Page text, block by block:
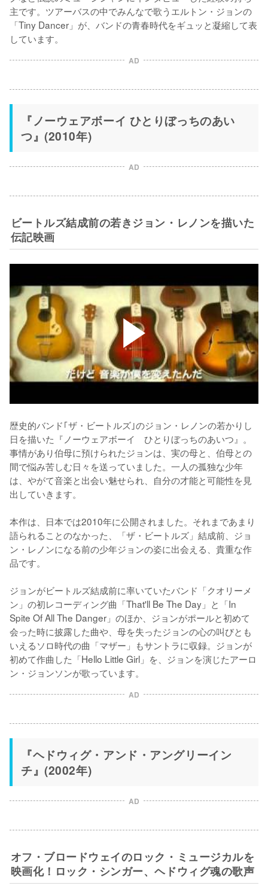
主です。ツアーバスの中でみんなで歌うエルトン・ジョンの
「Tiny Dancer」が、バンドの青春時代をギュッと凝縮して表
しています。
AD
『ノーウェアボーイ ひとりぼっちのあい
つ』(2010年)
AD
ビートルズ結成前の若きジョン・レノンを描いた
伝記映画
歴史的バンド｢ザ・ビートルズ｣のジョン・レノンの若かりし
日を描いた『ノーウェアボーイ　ひとりぼっちのあいつ』。
事情があり伯母に預けられたジョンは、実の母と、伯母との
間で悩み苦しむ日々を送っていました。一人の孤独な少年
は、やがて音楽と出会い魅せられ、自分の才能と可能性を見
出していきます。
本作は、日本では2010年に公開されました。それまであまり
語られることのなかった、「ザ・ビートルズ」結成前、ジョ
ン・レノンになる前の少年ジョンの姿に出会える、貴重な作
品です。
ジョンがビートルズ結成前に率いていたバンド「クオリーメ
ン」の初レコーディング曲「That'll Be The Day」と「In
Spite Of All The Danger」のほか、ジョンがポールと初めて
会った時に披露した曲や、母を失ったジョンの心の叫びとも
いえるソロ時代の曲「マザー」もサントラに収録。ジョンが
初めて作曲した「Hello Little Girl」を、ジョンを演じたアーロ
ン・ジョンソンが歌っています。
AD
『ヘドウィグ・アンド・アングリーイン
チ』(2002年)
AD
オフ・ブロードウェイのロック・ミュージカルを
映画化！ロック・シンガー、ヘドウィグ魂の歌声